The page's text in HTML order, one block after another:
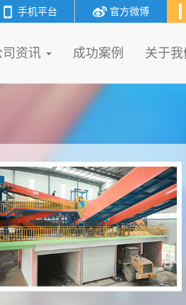
官方微博
手机平台
司资讯 成功案例 关于我